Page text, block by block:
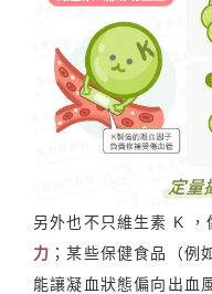
另外也不只維生素 K ，
力 ；某些保健食品（例
能讓凝血狀態偏向出血